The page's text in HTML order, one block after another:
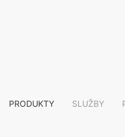
PRODUKTY SLUŽBY